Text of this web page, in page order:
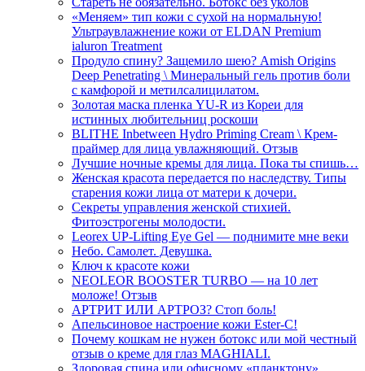
«Меняем» тип кожи с сухой на нормальную!
Ультраувлажнение кожи от ELDAN Premium
ialuron Treatment
Продуло спину? Защемило шею? Amish Origins
Deep Penetrating \ Минеральный гель против боли
с камфорой и метилсалицилатом.
Золотая маска пленка YU-R из Кореи для
истинных любительниц роскоши
BLITHE Inbetween Hydro Priming Cream \ Крем-
праймер для лица увлажняющий. Отзыв
Лучшие ночные кремы для лица. Пока ты спишь…
Женская красота передается по наследству. Типы
старения кожи лица от матери к дочери.
Секреты управления женской стихией.
Фитоэстрогены молодости.
Leorex UP-Lifting Eye Gel — поднимите мне веки
Небо. Самолет. Девушка.
Ключ к красоте кожи
NEOLEOR BOOSTER TURBO — на 10 лет
моложе! Отзыв
АРТРИТ ИЛИ АРТРОЗ? Стоп боль!
Апельсиновое настроение кожи Ester-C!
Почему кошкам не нужен ботокс или мой честный
отзыв о креме для глаз MAGHIALI.
Здоровая спина или офисному «планктону»